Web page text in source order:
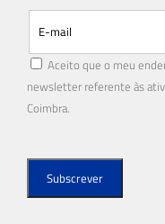
Aceito que o meu
newsletter referente às
Coimbra.